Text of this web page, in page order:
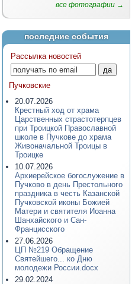
все фотографии →
последние события
Рассылка новостей
Пучковские
20.07.2026
Крестный ход от храма
Царственных страстотерпцев
при Троицкой Православной
школе в Пучкове до храма
Живоначальной Троицы в
Троицке
10.07.2026
Архиерейское богослужение в
Пучково в день Престольного
праздника в честь Казанской
Пучковской иконы Божией
Матери и святителя Иоанна
Шанхайского и Сан-
Францисского
27.06.2026
ЦП №219 Обращение
Святейшего... ко Дню
молодежи России.docx
29.02.2024